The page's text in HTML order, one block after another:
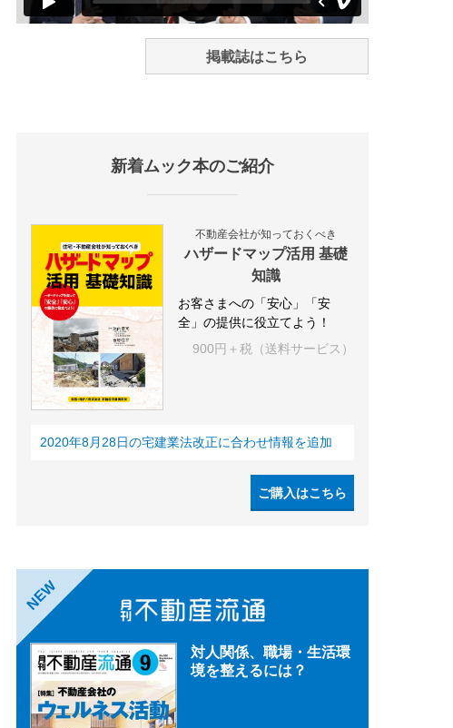
掲載誌はこちら
新着ムック本のご紹介
不動産会社が知っておくべき
ハザードマップ活用 基礎
知識
お客さまへの「安心」「安
全」の提供に役立てよう！
900円＋税（送料サービス）
2020年8月28日の宅建業法改正に合わせ情報を追加
ご購入はこちら
NEW
対人関係、職場・生活環
境を整えるには？